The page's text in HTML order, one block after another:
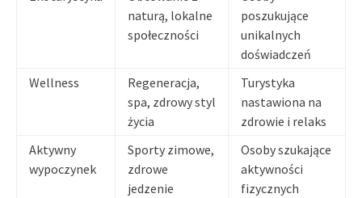
naturą, lokalne
społeczności
poszukujące
unikalnych
doświadczeń
Wellness
Regeneracja,
spa, zdrowy styl
życia
Turystyka
nastawiona na
zdrowie i relaks
Aktywny
wypoczynek
Sporty zimowe,
zdrowe
jedzenie
Osoby szukające
aktywności
fizycznych